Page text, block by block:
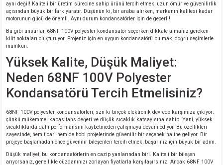
MARKA)
aynı değil! Kaliteli bir üretim sürecine sahip ürünü tercih etmek, uzun ömür ve güvenilirlik
açısından büyük bir fark yaratır. Düşünün ki, bir araba alırken, markanın kalitesi kadar
motorunun gücü de önemli. Aynı durum kondansatörler için de geçerli!
Bu gibi unsurlar, 68NF 100V polyester kondansatör seçerken dikkate almanız gereken
kilit noktaları oluşturuyor. Projeniz için en uygun kondansatörü bulmak, doğru seçimlerle
mümkün.
Yüksek Kalite, Düşük Maliyet:
Neden 68NF 100V Polyester
Kondansatörü Tercih Etmelisiniz?
68NF 100V polyester kondansatörleri, szn ki birçok elektronik devrede karşımıza çıkıyor;
çünkü mükemmel kapasitans değeri ve düşük sıcaklık katsayısına sahip. Yani, yüksek
sıcaklıklarda dahi performansını kaybetmeden çalışmaya devam ediyor. Bu özellikleri
sayesinde, hem ticari hem de hobi projelerinde güvenilir bir seçenek haline geliyor. Bir
projeye başlamadan önce güvenilir bileşenleri tercih etmek, başarınız için büyük bir adım.
Düşük maliyet, bu kondansatörlerin en cazip yanlarından biri. Kaliteli bir bileşen
arıyorsanız, genellikle cüzdanınızı zorlayan fiyatlarla karşılaşırsınız. Ancak 68NF 100V